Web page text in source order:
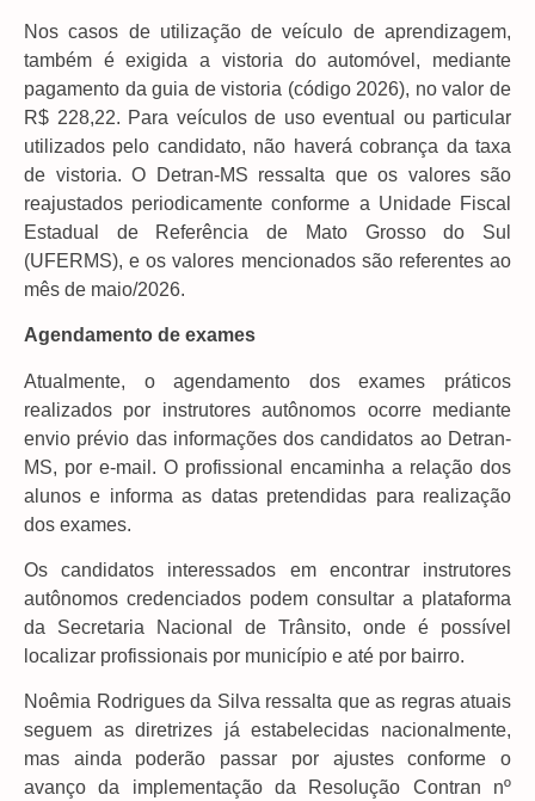
Nos casos de utilização de veículo de aprendizagem,
também é exigida a vistoria do automóvel, mediante
pagamento da guia de vistoria (código 2026), no valor de
R$ 228,22. Para veículos de uso eventual ou particular
utilizados pelo candidato, não haverá cobrança da taxa
de vistoria. O Detran-MS ressalta que os valores são
reajustados periodicamente conforme a Unidade Fiscal
Estadual de Referência de Mato Grosso do Sul
(UFERMS), e os valores mencionados são referentes ao
mês de maio/2026.
Agendamento de exames
Atualmente, o agendamento dos exames práticos
realizados por instrutores autônomos ocorre mediante
envio prévio das informações dos candidatos ao Detran-
MS, por e-mail. O profissional encaminha a relação dos
alunos e informa as datas pretendidas para realização
dos exames.
Os candidatos interessados em encontrar instrutores
autônomos credenciados podem consultar a plataforma
da Secretaria Nacional de Trânsito, onde é possível
localizar profissionais por município e até por bairro.
Noêmia Rodrigues da Silva ressalta que as regras atuais
seguem as diretrizes já estabelecidas nacionalmente,
mas ainda poderão passar por ajustes conforme o
avanço da implementação da Resolução Contran nº